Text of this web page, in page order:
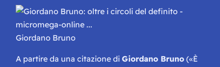
Giordano Bruno
A partire da una citazione di Giordano Bruno («È